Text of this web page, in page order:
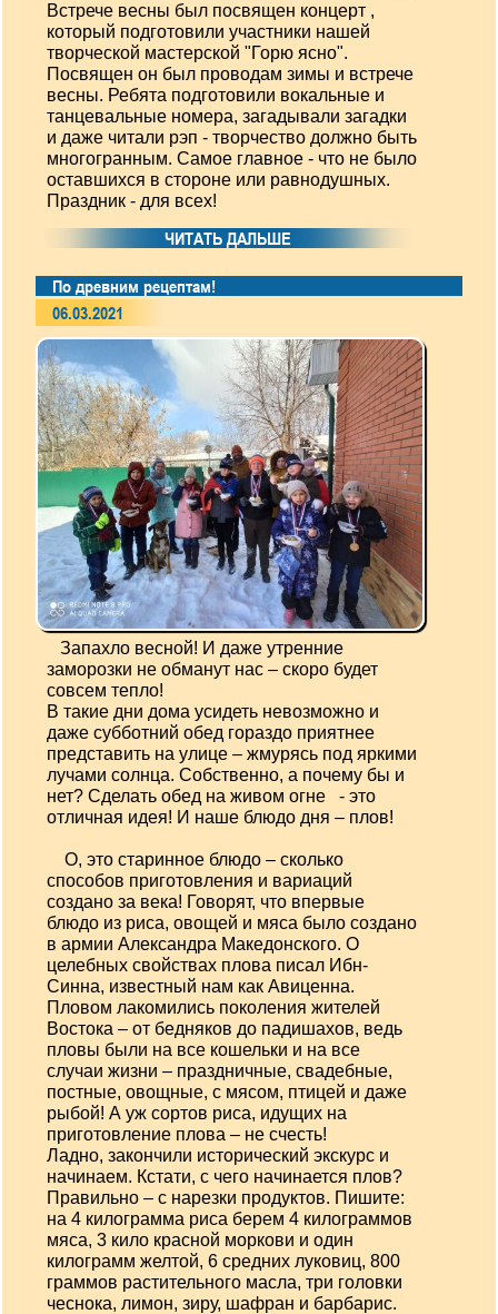
Встрече весны был посвящен концерт ,
который подготовили участники нашей
творческой мастерской "Горю ясно".
Посвящен он был проводам зимы и встрече
весны. Ребята подготовили вокальные и
танцевальные номера, загадывали загадки
и даже читали рэп - творчество должно быть
многогранным. Самое главное - что не было
оставшихся в стороне или равнодушных.
Праздник - для всех!
ЧИТАТЬ ДАЛЬШЕ
По древним рецептам!
06.03.2021
Запахло весной! И даже утренние
заморозки не обманут нас – скоро будет
совсем тепло!
В такие дни дома усидеть невозможно и
даже субботний обед гораздо приятнее
представить на улице – жмурясь под яркими
лучами солнца. Собственно, а почему бы и
нет? Сделать обед на живом огне - это
отличная идея! И наше блюдо дня – плов!
О, это старинное блюдо – сколько
способов приготовления и вариаций
создано за века! Говорят, что впервые
блюдо из риса, овощей и мяса было создано
в армии Александра Македонского. О
целебных свойствах плова писал Ибн-
Синна, известный нам как Авиценна.
Пловом лакомились поколения жителей
Востока – от бедняков до падишахов, ведь
пловы были на все кошельки и на все
случаи жизни – праздничные, свадебные,
постные, овощные, с мясом, птицей и даже
рыбой! А уж сортов риса, идущих на
приготовление плова – не счесть!
Ладно, закончили исторический экскурс и
начинаем. Кстати, с чего начинается плов?
Правильно – с нарезки продуктов. Пишите:
на 4 килограмма риса берем 4 килограммов
мяса, 3 кило красной моркови и один
килограмм желтой, 6 средних луковиц, 800
граммов растительного масла, три головки
чеснока, лимон, зиру, шафран и барбарис.